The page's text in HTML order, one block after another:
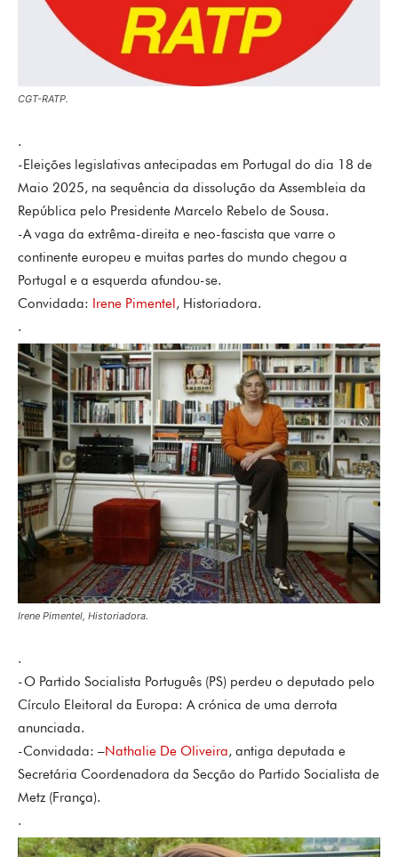
CGT-RATP.
.
-Eleições legislativas antecipadas em Portugal do dia 18 de
Maio 2025, na sequência da dissolução da Assembleia da
República pelo Presidente Marcelo Rebelo de Sousa.
-A vaga da extrêma-direita e neo-fascista que varre o
continente europeu e muitas partes do mundo chegou a
Portugal e a esquerda afundou-se.
Convidada: Irene Pimentel, Historiadora.
.
Irene Pimentel, Historiadora.
.
-O Partido Socialista Português (PS) perdeu o deputado pelo
Círculo Eleitoral da Europa: A crónica de uma derrota
anunciada.
-Convidada: –Nathalie De Oliveira, antiga deputada e
Secretária Coordenadora da Secção do Partido Socialista de
Metz (França).
.